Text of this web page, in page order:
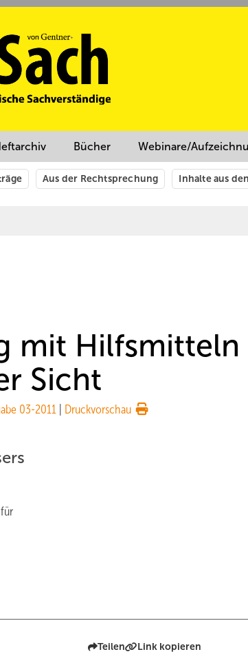
Bücher Webinare/
Aus der Rechtsprechung Inhalte aus
mit
Sicht
03-2011 Druckvorschau
Teilen Link kopieren